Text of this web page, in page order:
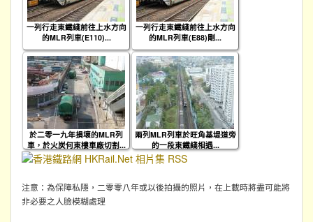
一列行走東鐵綫前往上水方向
的MLR列車(E110)...
一列行走東鐵綫前往上水方向
的MLR列車(E88)剛...
於二零一九年損壞的MLR列
車，於火炭何東樓車廠切割...
兩列MLR列車於旺角基堤道旁
的一段東鐵綫相遇...
注意：為保障私隱，二零零八年或以後拍攝的照片，在上載時將盡可能將
非必要之人臉模糊處理